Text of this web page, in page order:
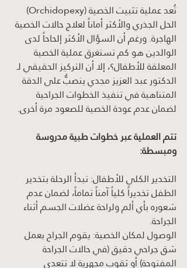
تُعد عملية تثبيت الخصية (Orchidopexy)
الحل الجذري والأكثر أماناً لعلاج حالات الخصية
الهاجرة. ورغم أن السؤال الأكثر إلحاحاً لدى
الوالدين هو كم تستغرق عملية الخصية
المعلقة للأطفال؟، إلا أن التركيز الحقيقي لـ
الدكتور عبد العزيز مجدي ينصبُّ على الدقة
المتناهية في تنفيذ الخطوات الجراحية
لضمان عدم عودة الخصية للصعود مرة أخرى.
تتم العملية عبر خطوات طبية مدروسة
ومبسطة:
التخدير الكلي للأطفال: تبدأ الرحلة بتخدير
الطفل تخديراً كلياً آمناً تماماً، لضمان عدم
شعوره بأي ألم ولراحة عضلات الجسم أثناء
الجراحة.
الوصول لمكان الخصية: يقوم الجراح بعمل
شق جراحي دقيق (في حالات الجراحة
المفتوحة) أو ثقوب مجهرية لا تتعدى